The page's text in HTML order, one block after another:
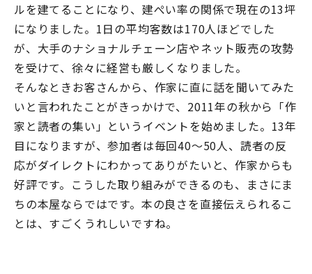
ルを建てることになり、建ぺい率の関係で現在の13坪
になりました。1日の平均客数は170人ほどでした
が、大手のナショナルチェーン店やネット販売の攻勢
を受けて、徐々に経営も厳しくなりました。
そんなときお客さんから、作家に直に話を聞いてみた
いと言われたことがきっかけで、2011年の秋から「作
家と読者の集い」というイベントを始めました。13年
目になりますが、参加者は毎回40～50人、読者の反
応がダイレクトにわかってありがたいと、作家からも
好評です。こうした取り組みができるのも、まさにま
ちの本屋ならではです。本の良さを直接伝えられるこ
とは、すごくうれしいですね。